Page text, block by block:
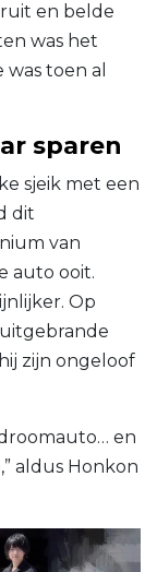
en belde
was het
toen al
sparen
sjeik met een
dit
van
auto ooit.
Op
uitgebrande
zijn ongeloof
en
aldus Honkon